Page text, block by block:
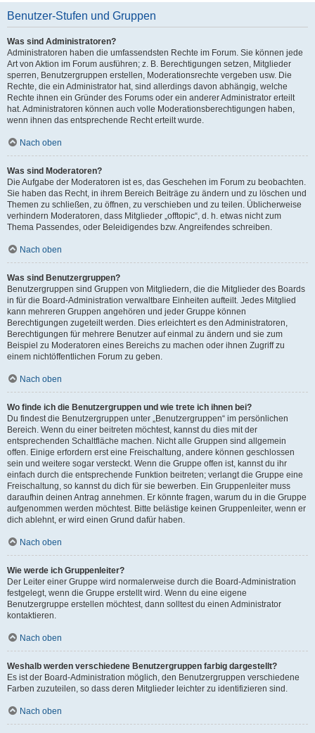
Benutzer-Stufen und Gruppen
Was sind Administratoren?
Administratoren haben die umfassendsten Rechte im Forum. Sie können jede
Art von Aktion im Forum ausführen; z. B. Berechtigungen setzen, Mitglieder
sperren, Benutzergruppen erstellen, Moderationsrechte vergeben usw. Die
Rechte, die ein Administrator hat, sind allerdings davon abhängig, welche
Rechte ihnen ein Gründer des Forums oder ein anderer Administrator erteilt
hat. Administratoren können auch volle Moderationsberechtigungen haben,
wenn ihnen das entsprechende Recht erteilt wurde.
Nach oben
Was sind Moderatoren?
Die Aufgabe der Moderatoren ist es, das Geschehen im Forum zu beobachten.
Sie haben das Recht, in ihrem Bereich Beiträge zu ändern und zu löschen und
Themen zu schließen, zu öffnen, zu verschieben und zu teilen. Üblicherweise
verhindern Moderatoren, dass Mitglieder „offtopic“, d. h. etwas nicht zum
Thema Passendes, oder Beleidigendes bzw. Angreifendes schreiben.
Nach oben
Was sind Benutzergruppen?
Benutzergruppen sind Gruppen von Mitgliedern, die die Mitglieder des Boards
in für die Board-Administration verwaltbare Einheiten aufteilt. Jedes Mitglied
kann mehreren Gruppen angehören und jeder Gruppe können
Berechtigungen zugeteilt werden. Dies erleichtert es den Administratoren,
Berechtigungen für mehrere Benutzer auf einmal zu ändern und sie zum
Beispiel zu Moderatoren eines Bereichs zu machen oder ihnen Zugriff zu
einem nichtöffentlichen Forum zu geben.
Nach oben
Wo finde ich die Benutzergruppen und wie trete ich ihnen bei?
Du findest die Benutzergruppen unter „Benutzergruppen“ im persönlichen
Bereich. Wenn du einer beitreten möchtest, kannst du dies mit der
entsprechenden Schaltfläche machen. Nicht alle Gruppen sind allgemein
offen. Einige erfordern erst eine Freischaltung, andere können geschlossen
sein und weitere sogar versteckt. Wenn die Gruppe offen ist, kannst du ihr
einfach durch die entsprechende Funktion beitreten; verlangt die Gruppe eine
Freischaltung, so kannst du dich für sie bewerben. Ein Gruppenleiter muss
daraufhin deinen Antrag annehmen. Er könnte fragen, warum du in die Gruppe
aufgenommen werden möchtest. Bitte belästige keinen Gruppenleiter, wenn er
dich ablehnt, er wird einen Grund dafür haben.
Nach oben
Wie werde ich Gruppenleiter?
Der Leiter einer Gruppe wird normalerweise durch die Board-Administration
festgelegt, wenn die Gruppe erstellt wird. Wenn du eine eigene
Benutzergruppe erstellen möchtest, dann solltest du einen Administrator
kontaktieren.
Nach oben
Weshalb werden verschiedene Benutzergruppen farbig dargestellt?
Es ist der Board-Administration möglich, den Benutzergruppen verschiedene
Farben zuzuteilen, so dass deren Mitglieder leichter zu identifizieren sind.
Nach oben